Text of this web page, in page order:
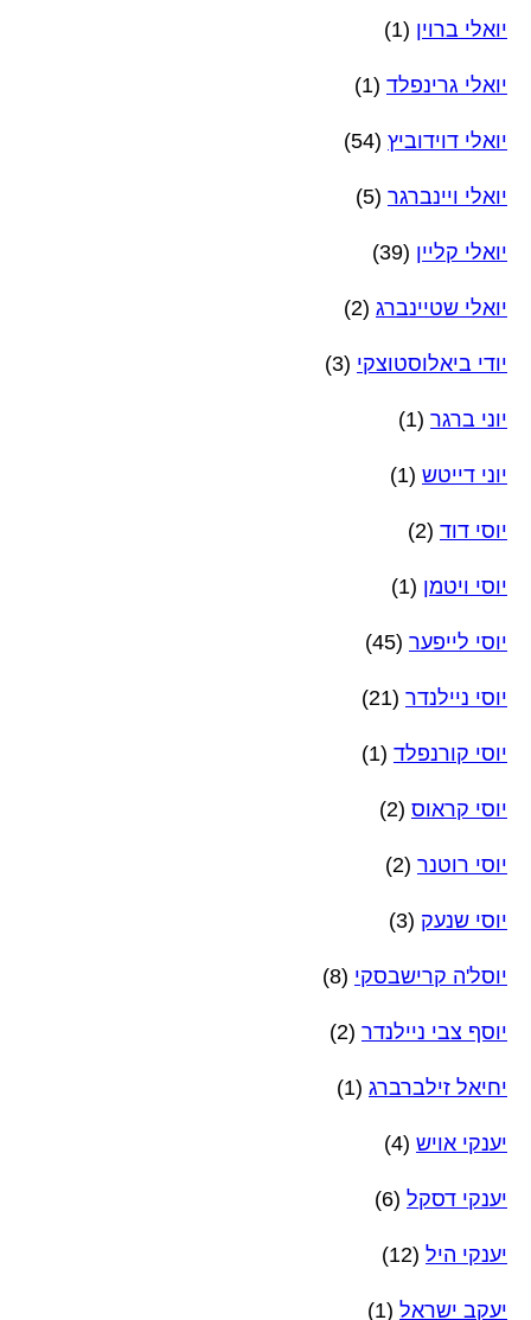
יואלי ברוין (1)
יואלי גרינפלד (1)
יואלי דוידוביץ (54)
יואלי ויינברגר (5)
יואלי קליין (39)
יואלי שטיינברג (2)
יודי ביאלוסטוצקי (3)
יוני ברגר (1)
יוני דייטש (1)
יוסי דוד (2)
יוסי ויטמן (1)
יוסי לייפער (45)
יוסי ניילנדר (21)
יוסי קורנפלד (1)
יוסי קראוס (2)
יוסי רוטנר (2)
יוסי שנעק (3)
יוסל'ה קרישבסקי (8)
יוסף צבי ניילנדר (2)
יחיאל זילברברג (1)
יענקי אויש (4)
יענקי דסקל (6)
יענקי היל (12)
יעקב ישראל (1)